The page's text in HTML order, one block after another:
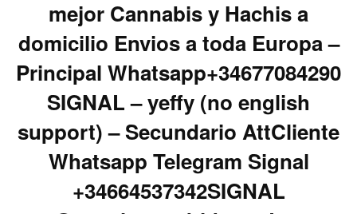
mejor Cannabis y Hachis a
domicilio Envios a toda Europa –
Principal Whatsapp+34677084290
SIGNAL – yeffy (no english
support) – Secundario AttCliente
Whatsapp Telegram Signal
+34664537342SIGNAL